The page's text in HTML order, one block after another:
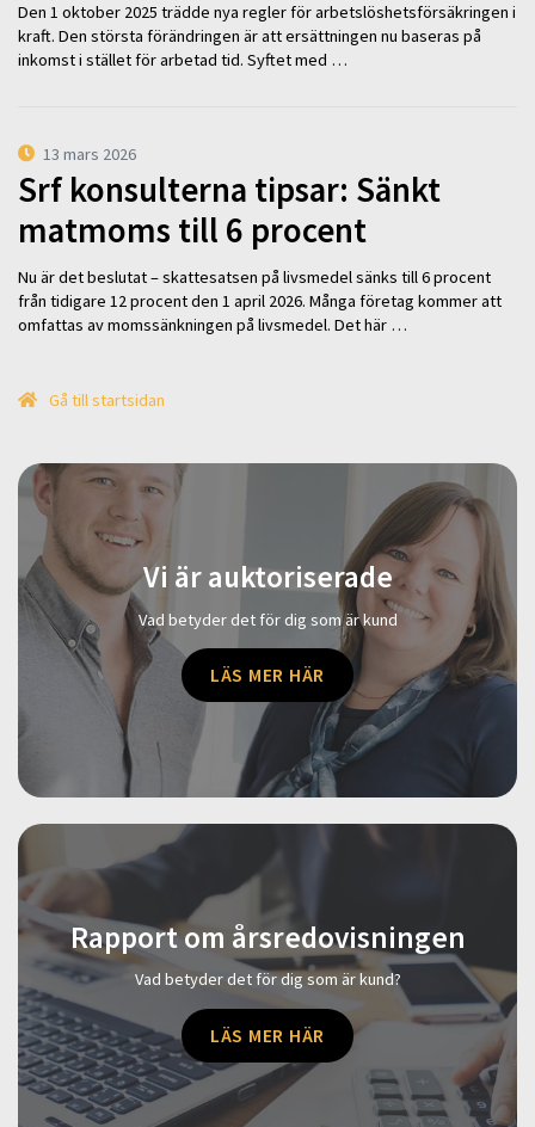
Den 1 oktober 2025 trädde nya regler för arbetslöshetsförsäkringen i
kraft. Den största förändringen är att ersättningen nu baseras på
inkomst i stället för arbetad tid. Syftet med …
13 mars 2026
Srf konsulterna tipsar: Sänkt
matmoms till 6 procent
Nu är det beslutat – skattesatsen på livsmedel sänks till 6 procent
från tidigare 12 procent den 1 april 2026. Många företag kommer att
omfattas av momssänkningen på livsmedel. Det här …
Gå till startsidan
Vi är auktoriserade
Vad betyder det för dig som är kund
LÄS MER HÄR
Rapport om årsredovisningen
Vad betyder det för dig som är kund?
LÄS MER HÄR